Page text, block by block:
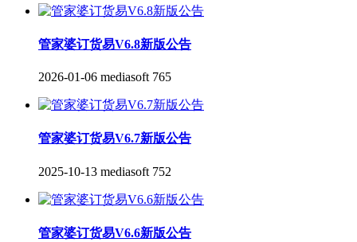
管家婆订货易V6.8新版公告
2026-01-06 mediasoft 765
管家婆订货易V6.7新版公告
2025-10-13 mediasoft 752
管家婆订货易V6.6新版公告